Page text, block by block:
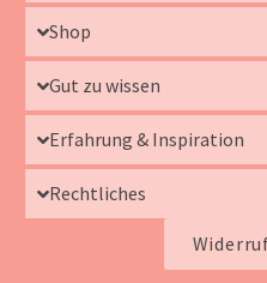
Shop
Gut zu wissen
Erfahrung & Inspiration
Rechtliches